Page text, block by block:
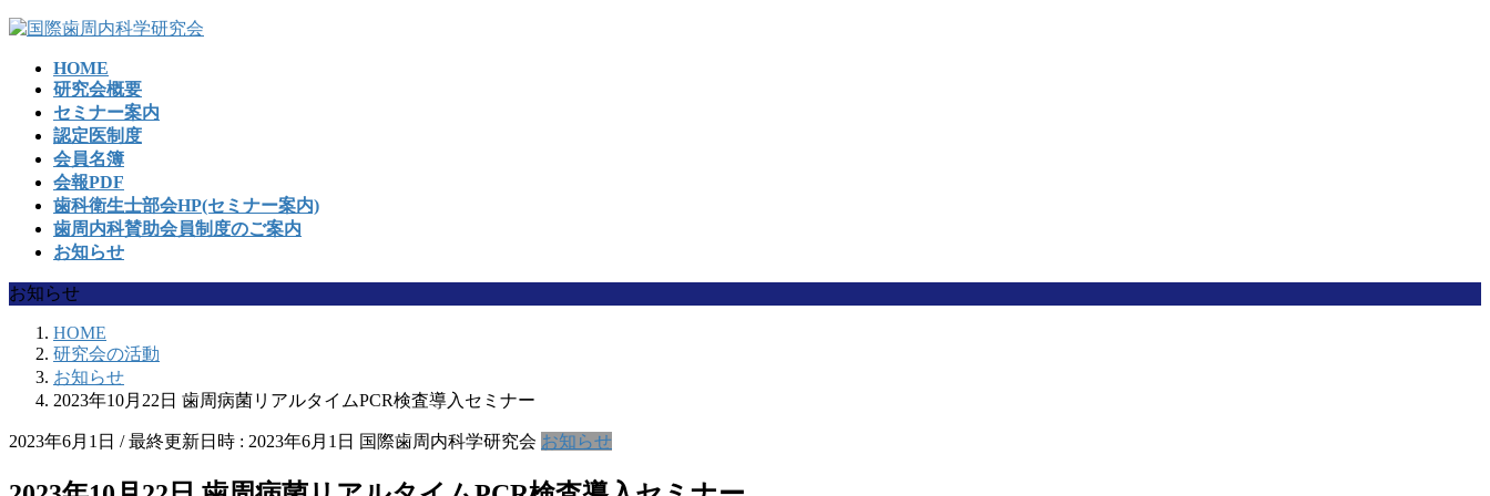
コ
ナ
HOME
研究会概要
セミナー案内
認定医制度
会員名簿
会報PDF
歯科衛生士部会HP(セミナー案内)
歯周内科賛助会員制度のご案内
お知らせ
お知らせ
HOME
研究会の活動
お知らせ
2023年10月22日 歯周病菌リアルタイムPCR検査導入セミナー
2023年6月1日 / 最終更新日時 : 2023年6月1日 国際歯周内科学研究会 お知らせ